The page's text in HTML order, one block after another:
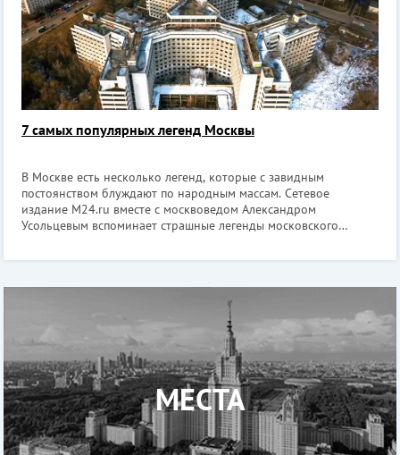
7 самых популярных легенд Москвы
В Москве есть несколько легенд, которые с завидным
постоянством блуждают по народным массам. Сетевое
издание M24.ru вместе с москвоведом Александром
Усольцевым вспоминает страшные легенды московского
Крысы-мутанты в метро Если вы наберете в
МЕСТА